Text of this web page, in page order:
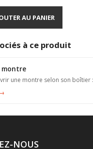
AU PANIER
à ce produit
montre
une montre selon son
NOUS